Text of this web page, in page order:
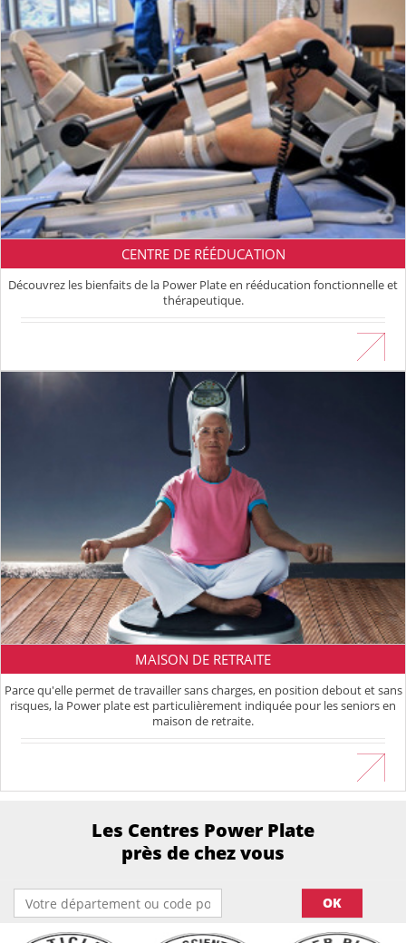
CENTRE DE RÉÉDUCATION
Découvrez les bienfaits de la Power Plate en rééducation fonctionnelle et
thérapeutique.
MAISON DE RETRAITE
Parce qu'elle permet de travailler sans charges, en position debout et sans
risques, la Power plate est particulièrement indiquée pour les seniors en
maison de retraite.
Les Centres Power Plate
près de chez vous
OK